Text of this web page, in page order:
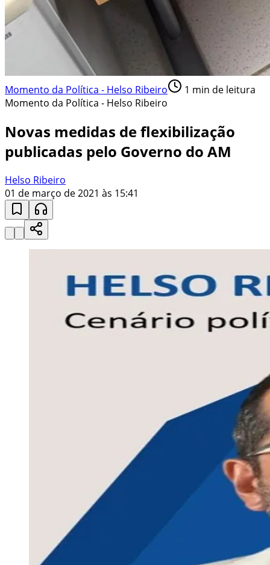
Momento da Política - Helso Ribeiro 1 min de leitura
Momento da Política - Helso Ribeiro
Novas medidas de flexibilização
publicadas pelo Governo do AM
Helso Ribeiro
01 de março de 2021 às 15:41